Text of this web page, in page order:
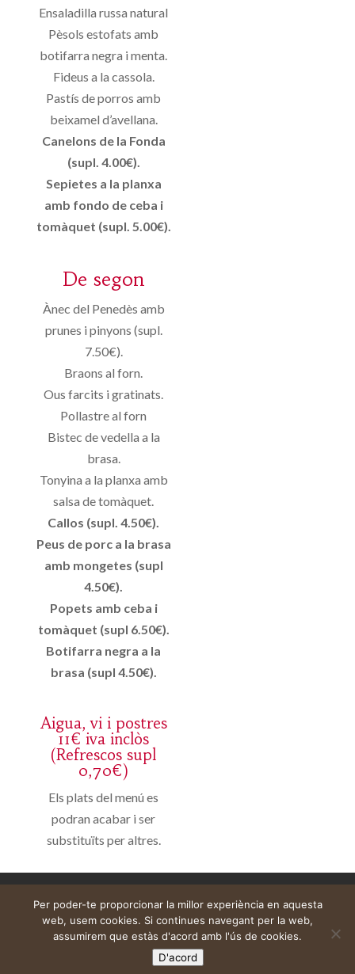
Ensaladilla russa natural
Pèsols estofats amb
botifarra negra i menta.
Fideus a la cassola.
Pastís de porros amb
beixamel d’avellana.
Canelons de la Fonda
(supl. 4.00€).
Sepietes a la planxa
amb fondo de ceba i
tomàquet (supl. 5.00€).
De segon
Ànec del Penedès amb
prunes i pinyons (supl.
7.50€).
Braons al forn.
Ous farcits i gratinats.
Pollastre al forn
Bistec de vedella a la
brasa.
Tonyina a la planxa amb
salsa de tomàquet.
Callos (supl. 4.50€).
Peus de porc a la brasa
amb mongetes (supl
4.50€).
Popets amb ceba i
tomàquet (supl 6.50€).
Botifarra negra a la
brasa (supl 4.50€).
Aigua, vi i postres
11€ iva inclòs
(Refrescos supl
0,70€)
Els plats del menú es
podran acabar i ser
substituïts per altres.
Web construïda perDeMomentSomTres
Per poder-te proporcionar la millor experiència en aquesta
web, usem cookies. Si continues navegant per la web,
assumirem que estàs d'acord amb l'ús de cookies.
D'acord